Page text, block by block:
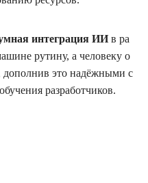
интеграция ИИв ра
рутину, а человеку о
дополнив это надёжными с
разработчиков.